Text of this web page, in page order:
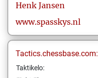
Henk Jansen
www.spasskys.nl
Tactics.chessbase.com:
Taktikelo: